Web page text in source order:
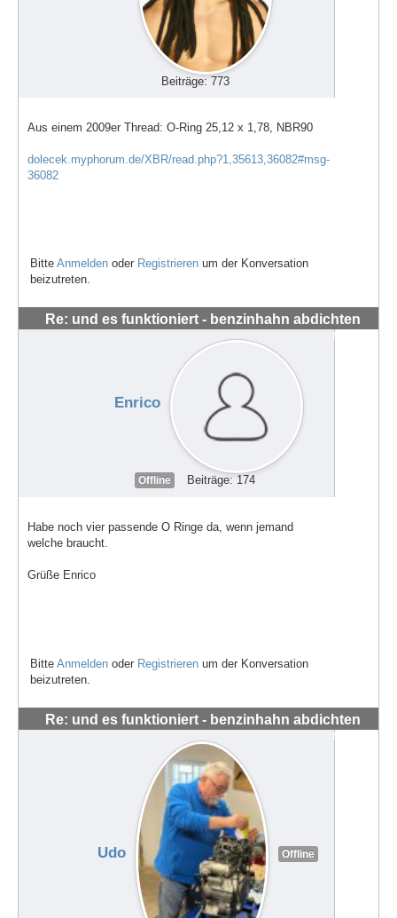
Beiträge: 773
Aus einem 2009er Thread: O-Ring 25,12 x 1,78, NBR90
dolecek.myphorum.de/XBR/read.php?1,35613,36082#msg-
36082
Bitte Anmelden oder Registrieren um der Konversation
beizutreten.
Re: und es funktioniert - benzinhahn abdichten
#62668
Enrico
Offline Beiträge: 174
Habe noch vier passende O Ringe da, wenn jemand
welche braucht.
Grüße Enrico
Bitte Anmelden oder Registrieren um der Konversation
beizutreten.
Re: und es funktioniert - benzinhahn abdichten
#62669
Udo Offline